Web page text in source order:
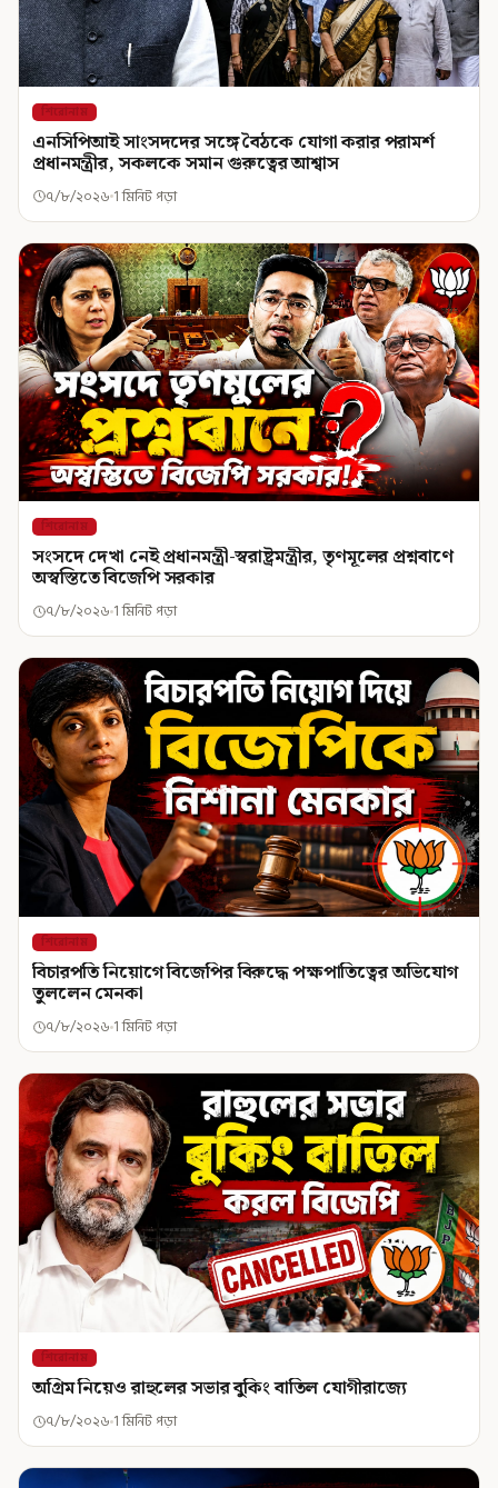
শিরোনাম
এনসিপিআই সাংসদদের সঙ্গে বৈঠকে যোগা করার পরামর্শ
প্রধানমন্ত্রীর, সকলকে সমান গুরুত্বের আশ্বাস
৭/৮/২০২৬ 1 মিনিট পড়া
শিরোনাম
সংসদে দেখা নেই প্রধানমন্ত্রী-স্বরাষ্ট্রমন্ত্রীর, তৃণমূলের প্রশ্নবাণে
অস্বস্তিতে বিজেপি সরকার
৭/৮/২০২৬ 1 মিনিট পড়া
শিরোনাম
বিচারপতি নিয়োগে বিজেপির বিরুদ্ধে পক্ষপাতিত্বের অভিযোগ
তুললেন মেনকা
৭/৮/২০২৬ 1 মিনিট পড়া
শিরোনাম
অগ্রিম নিয়েও রাহুলের সভার বুকিং বাতিল যোগীরাজ্যে
৭/৮/২০২৬ 1 মিনিট পড়া